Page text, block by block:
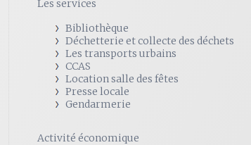
Les services
Bibliothèque
Déchetterie et collecte des déchets
Les transports urbains
CCAS
Location salle des fêtes
Presse locale
Gendarmerie
Activité économique